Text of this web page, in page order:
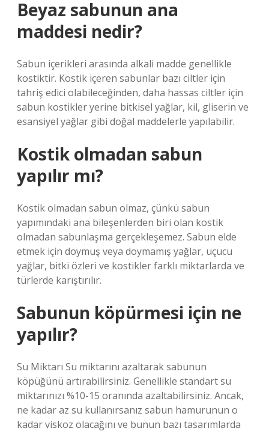
Beyaz sabunun ana
maddesi nedir?
Sabun içerikleri arasında alkali madde genellikle
kostiktir. Kostik içeren sabunlar bazı ciltler için
tahriş edici olabileceğinden, daha hassas ciltler için
sabun kostikler yerine bitkisel yağlar, kil, gliserin ve
esansiyel yağlar gibi doğal maddelerle yapılabilir.
Kostik olmadan sabun
yapılır mı?
Kostik olmadan sabun olmaz, çünkü sabun
yapımındaki ana bileşenlerden biri olan kostik
olmadan sabunlaşma gerçekleşemez. Sabun elde
etmek için doymuş veya doymamış yağlar, uçucu
yağlar, bitki özleri ve kostikler farklı miktarlarda ve
türlerde karıştırılır.
Sabunun köpürmesi için ne
yapılır?
Su Miktarı Su miktarını azaltarak sabunun
köpüğünü artırabilirsiniz. Genellikle standart su
miktarınızı %10-15 oranında azaltabilirsiniz. Ancak,
ne kadar az su kullanırsanız sabun hamurunun o
kadar viskoz olacağını ve bunun bazı tasarımlarda